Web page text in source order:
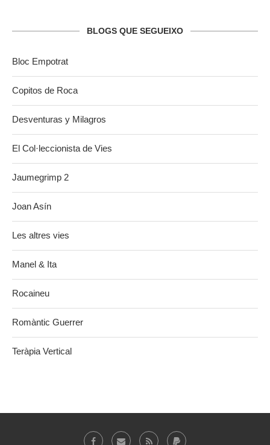
BLOGS QUE SEGUEIXO
Bloc Empotrat
Copitos de Roca
Desventuras y Milagros
El Col·leccionista de Vies
Jaumegrimp 2
Joan Asín
Les altres vies
Manel & Ita
Rocaineu
Romàntic Guerrer
Teràpia Vertical